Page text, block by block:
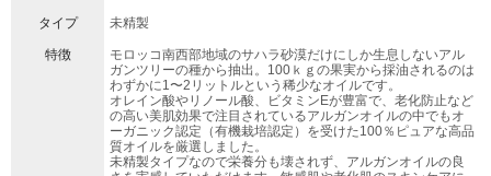
タイプ 未精製
特徴
モロッコ南西部地域のサハラ砂漠だけにしか生息しないアル
ガンツリーの種から抽出。100ｋｇの果実から採油されるのは
わずかに1〜2リットルという稀少なオイルです。
オレイン酸やリノール酸、ビタミンEが豊富で、老化防止など
の高い美肌効果で注目されているアルガンオイルの中でもオ
ーガニック認定（有機栽培認定）を受けた100％ピュアな高品
質オイルを厳選しました。
未精製タイプなので栄養分も壊されず、アルガンオイルの良